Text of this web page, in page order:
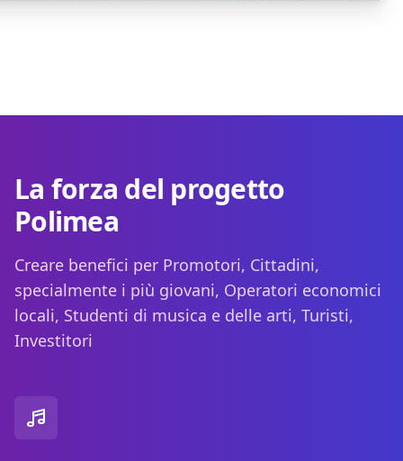
La forza del progetto
Polimea
Creare benefici per Promotori, Cittadini,
specialmente i più giovani, Operatori economici
locali, Studenti di musica e delle arti, Turisti,
Investitori